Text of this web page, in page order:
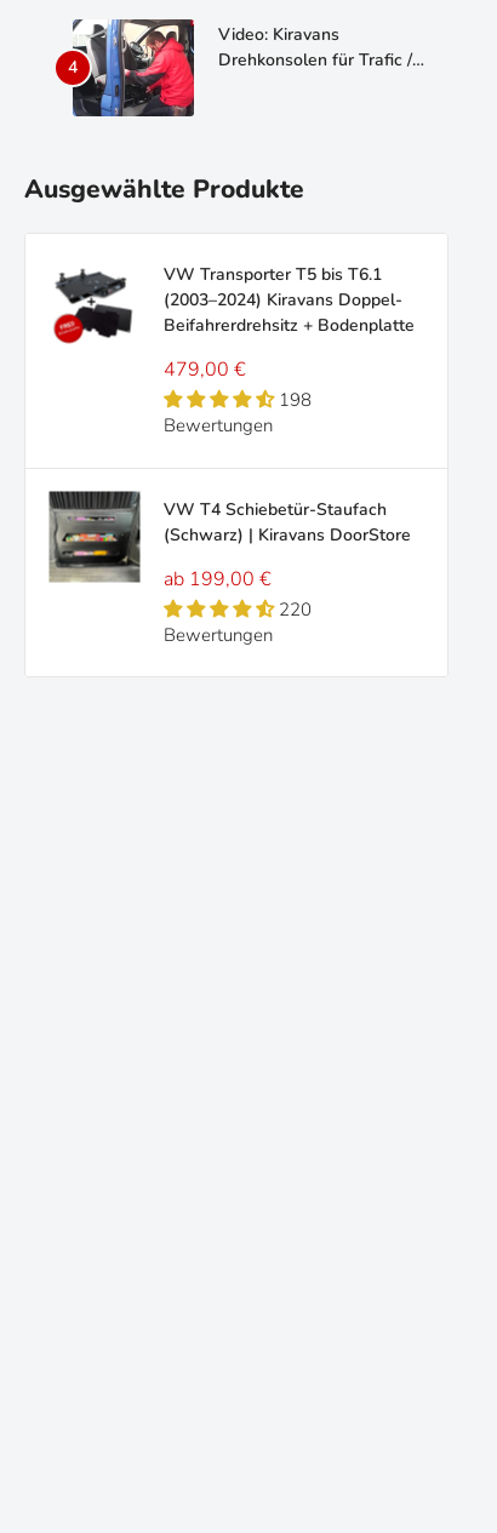
Video: Kiravans
Drehkonsolen für Trafic /
Ausgewählte Produkte
VW Transporter T5 bis T6.1
(2003–2024) Kiravans Doppel-
Beifahrerdrehsitz + Bodenplatte
Sonderpreis
479,00 €
198
Bewertungen
VW T4 Schiebetür-Staufach
(Schwarz) | Kiravans DoorStore
Sonderpreis
ab 199,00 €
220
Bewertungen